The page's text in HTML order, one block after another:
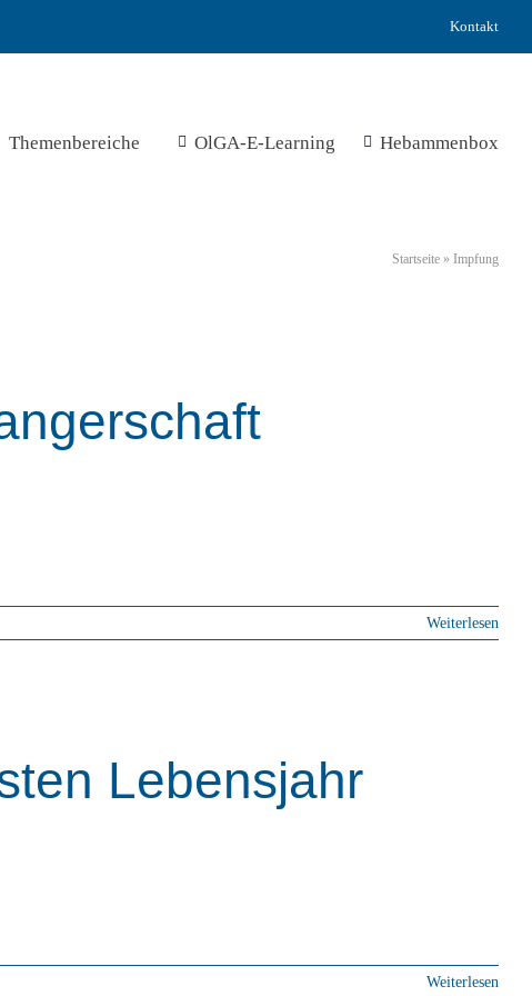
Kontakt
Themenbereiche OlGA-E-Learning Hebammenbox
Startseite » Impfung
Weiterlesen
Lebensjahr
Weiterlesen